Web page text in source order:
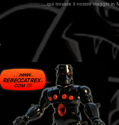
nostro viaggio in MESSICO 2023...clikka qui !!!